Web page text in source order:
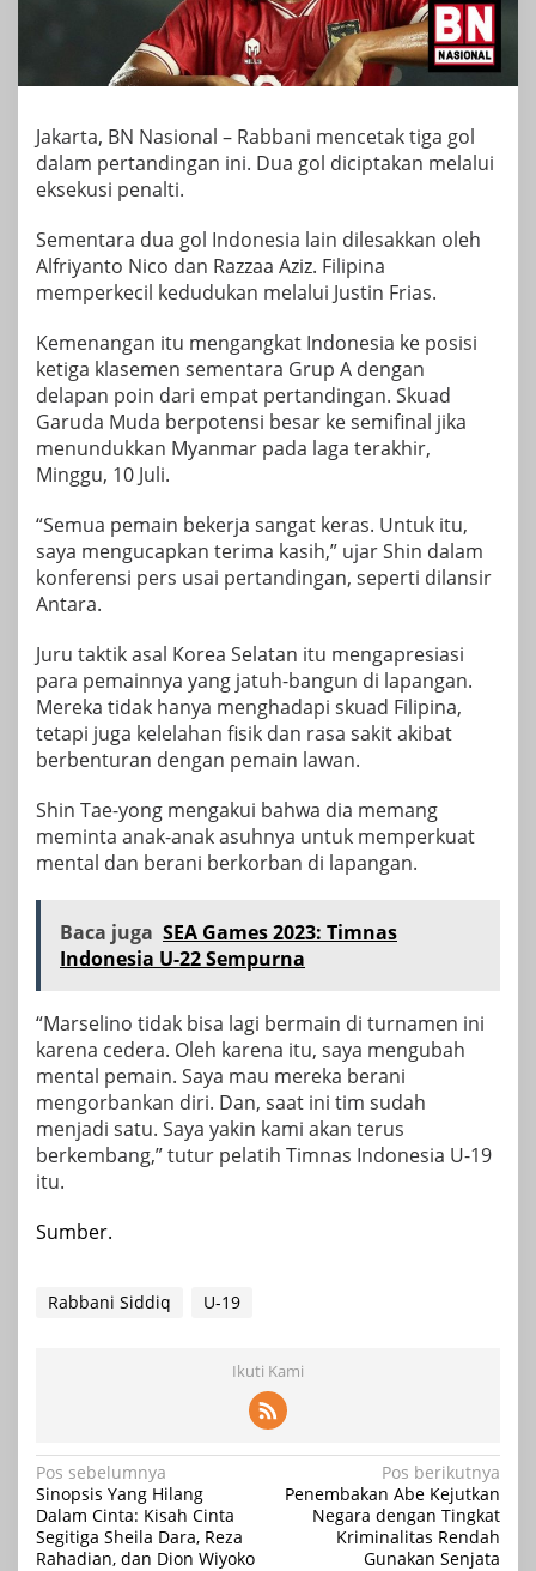
Jakarta, BN Nasional – Rabbani mencetak tiga gol
dalam pertandingan ini. Dua gol diciptakan melalui
eksekusi penalti.
Sementara dua gol Indonesia lain dilesakkan oleh
Alfriyanto Nico dan Razzaa Aziz. Filipina
memperkecil kedudukan melalui Justin Frias.
Kemenangan itu mengangkat Indonesia ke posisi
ketiga klasemen sementara Grup A dengan
delapan poin dari empat pertandingan. Skuad
Garuda Muda berpotensi besar ke semifinal jika
menundukkan Myanmar pada laga terakhir,
Minggu, 10 Juli.
“Semua pemain bekerja sangat keras. Untuk itu,
saya mengucapkan terima kasih,” ujar Shin dalam
konferensi pers usai pertandingan, seperti dilansir
Antara.
Juru taktik asal Korea Selatan itu mengapresiasi
para pemainnya yang jatuh-bangun di lapangan.
Mereka tidak hanya menghadapi skuad Filipina,
tetapi juga kelelahan fisik dan rasa sakit akibat
berbenturan dengan pemain lawan.
Shin Tae-yong mengakui bahwa dia memang
meminta anak-anak asuhnya untuk memperkuat
mental dan berani berkorban di lapangan.
Baca juga SEA Games 2023: Timnas
Indonesia U-22 Sempurna
“Marselino tidak bisa lagi bermain di turnamen ini
karena cedera. Oleh karena itu, saya mengubah
mental pemain. Saya mau mereka berani
mengorbankan diri. Dan, saat ini tim sudah
menjadi satu. Saya yakin kami akan terus
berkembang,” tutur pelatih Timnas Indonesia U-19
itu.
Sumber.
Rabbani Siddiq U-19
Ikuti Kami
Navigasi
pos
Pos sebelumnya
Sinopsis Yang Hilang
Dalam Cinta: Kisah Cinta
Segitiga Sheila Dara, Reza
Rahadian, dan Dion Wiyoko
Pos berikutnya
Penembakan Abe Kejutkan
Negara dengan Tingkat
Kriminalitas Rendah
Gunakan Senjata